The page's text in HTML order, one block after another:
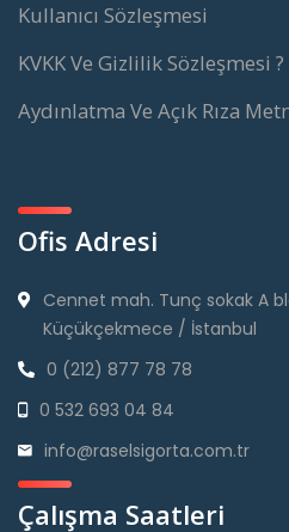
Kullanıcı Sözleşmesi
KVKK Ve Gizlilik Sözleşmesi ?
Aydınlatma Ve Açık Rıza
Ofis Adresi
Cennet mah. Tunç sokak A
Küçükçekmece / İstanbul
0 (212) 877 78 78
0 532 693 04 84
info@raselsigorta.com.tr
Çalışma Saatleri